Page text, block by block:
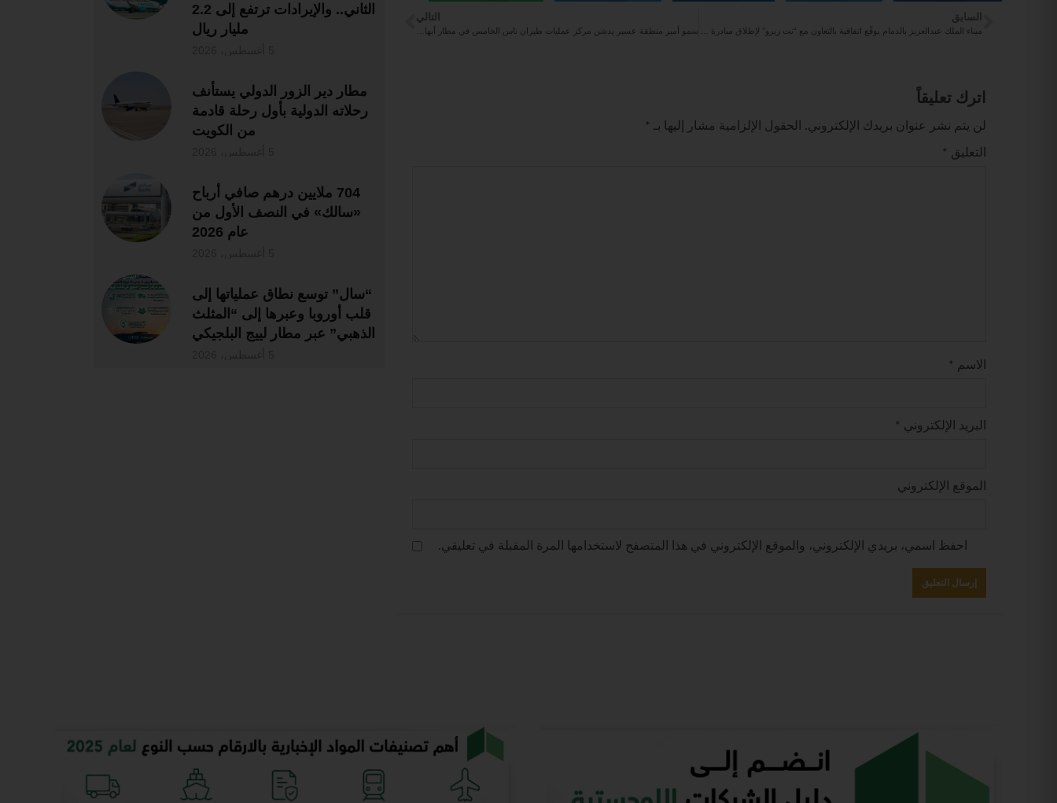
السابق التالي
اترك تعليقاً
لن يتم نشر عنوان بريدك الإلكتروني. الحقول الإلزامية مشار إليها بـ *
التعليق *
الاسم *
البريد الإلكتروني *
الموقع الإلكتروني
احفظ اسمي، بريدي الإلكتروني، والموقع الإلكتروني في هذا المتصفح لاستخدامها المرة المقبلة في تعليقي.
الثاني.. والإيرادات ترتفع إلى 2.2
مليار ريال
مطار دير الزور الدولي يستأنف
رحلاته الدولية بأول رحلة قادمة
من الكويت
704 ملايين درهم صافي أرباح
«سالك» في النصف الأول من
عام 2026
“سال” توسع نطاق عملياتها إلى
قلب أوروبا وعبرها إلى “المثلث
الذهبي” عبر مطار لييج البلجيكي